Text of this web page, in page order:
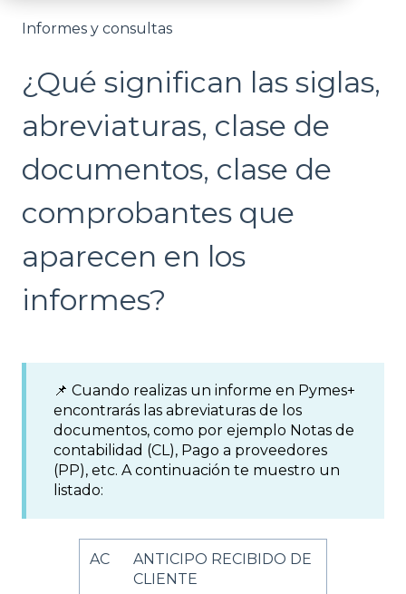
Informes y consultas
¿Qué significan las siglas,
abreviaturas, clase de
documentos, clase de
comprobantes que
aparecen en los
informes?
📌 Cuando realizas un informe en Pymes+
encontrarás las abreviaturas de los
documentos, como por ejemplo Notas de
contabilidad (CL), Pago a proveedores
(PP), etc. A continuación te muestro un
listado:
AC
ANTICIPO RECIBIDO DE
CLIENTE